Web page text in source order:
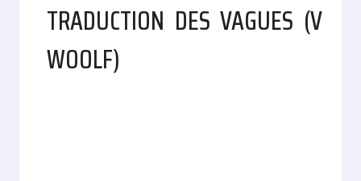
TRADUCTION DES VAGUES (V
WOOLF)